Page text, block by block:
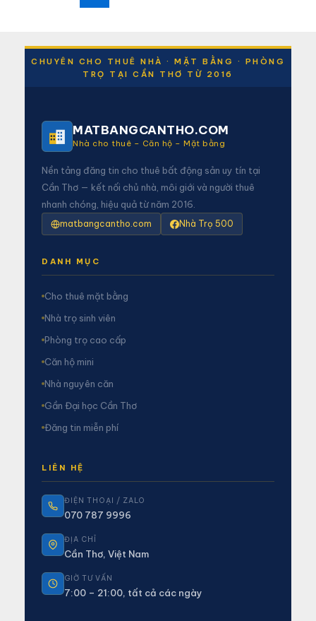
CHUYÊN CHO THUÊ NHÀ · MẶT BẰNG · PHÒNG
TRỌ TẠI CẦN THƠ TỪ 2016
MATBANGCANTHO.COM
Nhà cho thuê – Căn hộ – Mặt bằng
Nền tảng đăng tin cho thuê bất động sản uy tín tại
Cần Thơ — kết nối chủ nhà, môi giới và người thuê
nhanh chóng, hiệu quả từ năm 2016.
matbangcantho.com Nhà Trọ 500
DANH MỤC
Cho thuê mặt bằng
Nhà trọ sinh viên
Phòng trọ cao cấp
Căn hộ mini
Nhà nguyên căn
Gần Đại học Cần Thơ
Đăng tin miễn phí
LIÊN HỆ
ĐIỆN THOẠI / ZALO
070 787 9996
ĐỊA CHỈ
Cần Thơ, Việt Nam
GIỜ TƯ VẤN
7:00 – 21:00, tất cả các ngày